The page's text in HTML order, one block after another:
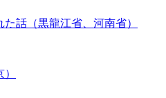
話（黒龍江省、河南省）